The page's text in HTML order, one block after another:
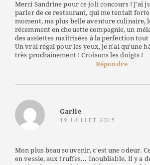
Merci Sandrine pour ce joli concours ! J'ai
parler de ce restaurant, qui me tentait
moment, ma plus belle aventure culinaire,
récemment en chouette compagnie, un
des assiettes maîtrisées à la perfection tout
Un vrai régal pour les yeux, je n'ai qu'une
très prochainement ! Croisons les doigts !
Répondre
Garlle
19 JUILLET 2015
Mon plus beau souvenir, c'est une odeur.
en vessie, aux truffes... Inoubliable. Il y a